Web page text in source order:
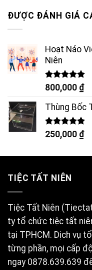
ĐƯỢC ĐÁNH GIÁ
Hoạt Náo
Niên
Được xếp
hạng
5 sao
800,000 ₫
Thùng Bốc
Được xếp
hạng
250,000 ₫
TIỆC TẤT NIÊN
Tiệc Tất Niên
ty tổ chức tiệc tất
tại TPHCM. Dịch vụ
từng phần, mọi cấp
ngay 0878.639.639